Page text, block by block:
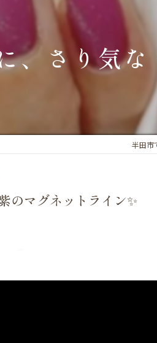
、さり気
半田市
のマグネットライン✨️